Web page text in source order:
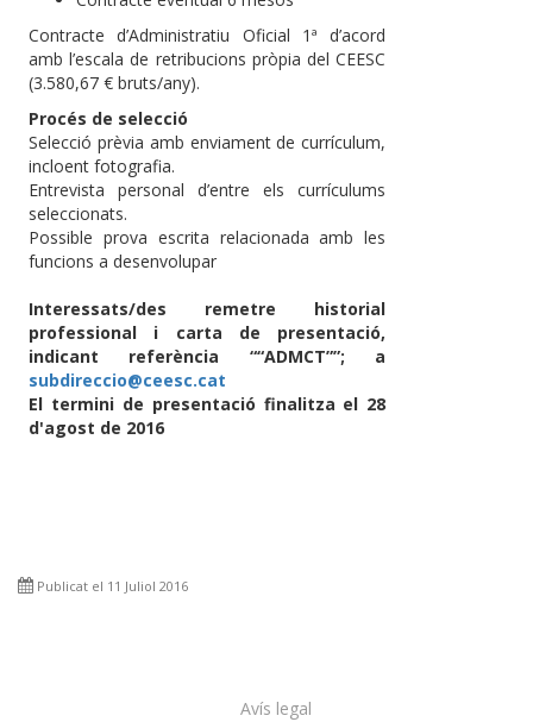
Contracte d’Administratiu Oficial 1ª d’acord
amb l’escala de retribucions pròpia del CEESC
(3.580,67 € bruts/any).
Procés de selecció
Selecció prèvia amb enviament de currículum,
incloent fotografia.
Entrevista personal d’entre els currículums
seleccionats.
Possible prova escrita relacionada amb les
funcions a desenvolupar
Interessats/des remetre historial
professional i carta de presentació,
indicant referència ““ADMCT””; a
subdireccio@ceesc.cat
El termini de presentació finalitza el 28
d'agost de 2016
Publicat el 11 Juliol 2016
Avís legal